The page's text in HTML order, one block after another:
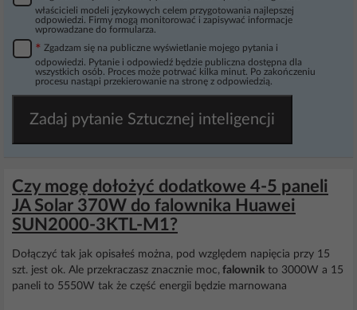
właścicieli modeli językowych celem przygotowania najlepszej
odpowiedzi. Firmy mogą monitorować i zapisywać informacje
wprowadzane do formularza.
* Zgadzam się na publiczne wyświetlanie mojego pytania i
odpowiedzi. Pytanie i odpowiedź będzie publiczna dostępna dla
wszystkich osób. Proces może potrwać kilka minut. Po zakończeniu
procesu nastąpi przekierowanie na stronę z odpowiedzią.
Zadaj pytanie Sztucznej inteligencji
Czy mogę dołożyć dodatkowe 4-5 paneli
JA Solar 370W do falownika Huawei
SUN2000-3KTL-M1?
Dołączyć tak jak opisałeś można, pod względem napięcia przy 15
szt. jest ok. Ale przekraczasz znacznie moc, falownik to 3000W a 15
paneli to 5550W tak że część energii będzie marnowana